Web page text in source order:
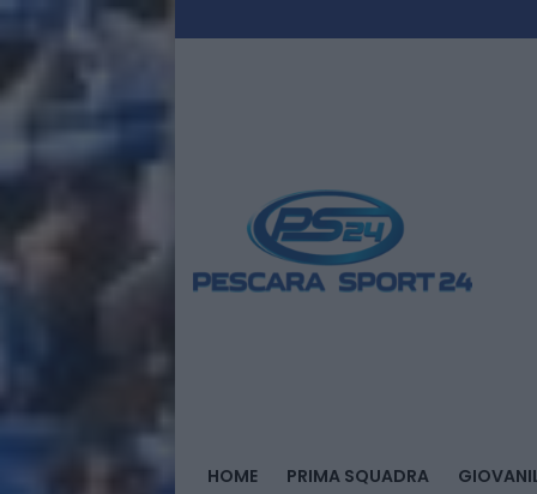
HOME PRIMA SQUADRA